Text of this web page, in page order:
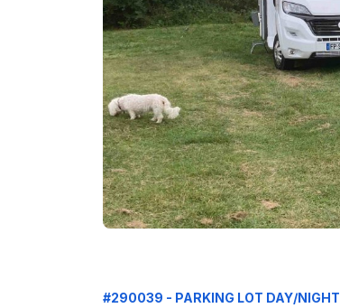
#290039 - PARKING LOT DAY/NIGHT